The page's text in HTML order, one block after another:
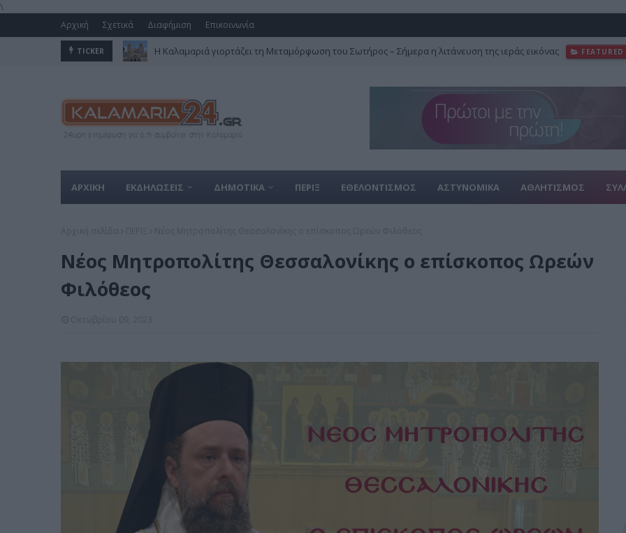
\
Αρχική Σχετικά Διαφήμιση Επικοινωνία
TICKER Η Καλαμαριά γιορτάζει τη Μεταμόρφωση του Σωτήρος – Σήμερα η λιτάνευση της ιεράς εικόνας FEATURED
ΑΡΧΙΚΗ ΕΚΔΗΛΩΣΕΙΣ ΔΗΜΟΤΙΚΑ ΠΕΡΙΞ ΕΘΕΛΟΝΤΙΣΜΟΣ ΑΣΤΥΝΟΜΙΚΑ ΑΘΛΗΤΙΣΜΟΣ
Νέος Μητροπολίτης Θεσσαλονίκης ο επίσκοπος Ωρεών
Φιλόθεος